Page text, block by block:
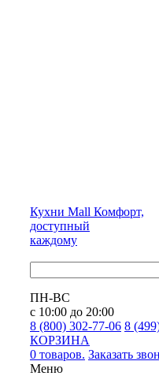
Кухни Mall Комфорт,
доступный
каждому
ПН-ВС
с 10:00 до 20:00
8 (800) 302-77-06 8
КОРЗИНА
0 товаров. Заказать
Меню